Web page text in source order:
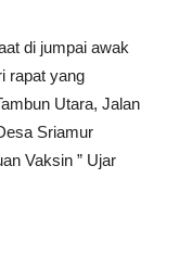
di jumpai awak
rapat yang
Utara, Jalan
Sriamur
Vaksin ” Ujar